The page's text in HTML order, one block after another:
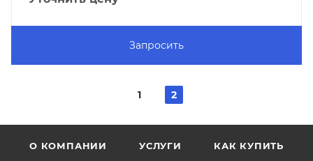
Запросить
1 2
О КОМПАНИИ УСЛУГИ КАК КУПИТЬ